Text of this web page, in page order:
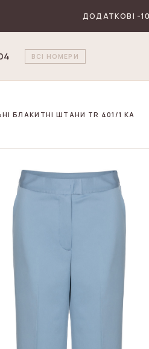
ДОДАТКОВІ -
ВСІ НОМЕРИ
БЛАКИТНІ ШТАНИ TR 401/1 KA